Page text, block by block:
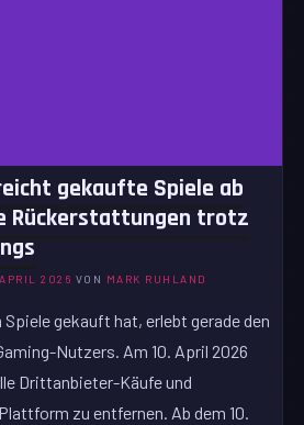
gekaufte Spiele ab
Rückerstattungen trotz
2026 VON MARK RUHLAND
gekauft hat, erlebt gerade den
Nutzers. Am 10. April 2026
Drittanbieter-Käufe und
zu entfernen. Ab dem 10.